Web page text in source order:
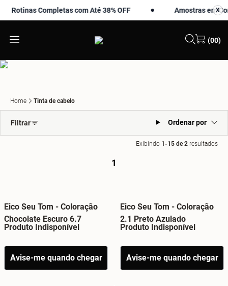
X
Rotinas Completas com Até 38% OFF Amostras em
X
(00)
Home Tinta de cabelo
Filtrar Ordenar por
Exibindo 1-15 de 2 resultados
1
Eico Seu Tom - Coloração
Chocolate Escuro 6.7
Produto Indisponível
Avise-me quando chegar
Eico Seu Tom - Coloração
2.1 Preto Azulado
Produto Indisponível
Avise-me quando chegar